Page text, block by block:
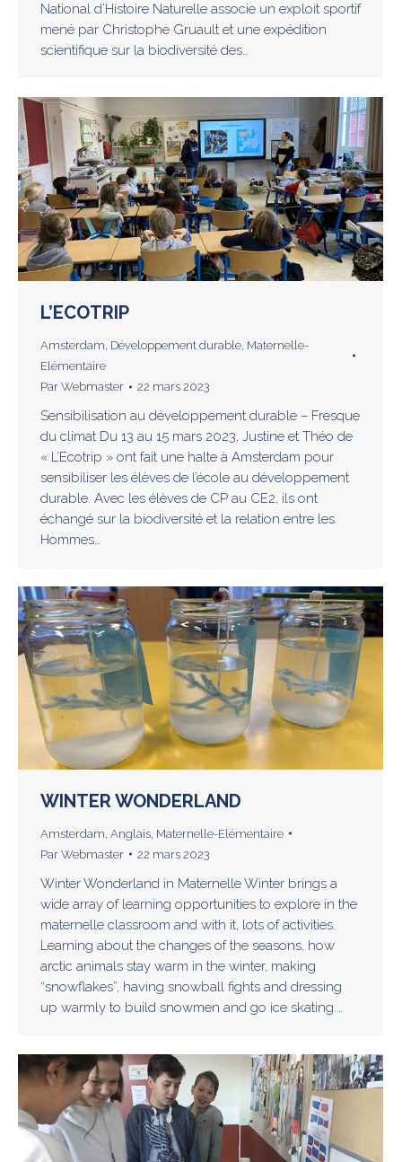
National d’Histoire Naturelle associe un exploit sportif
mené par Christophe Gruault et une expédition
scientifique sur la biodiversité des…
L’ECOTRIP
Amsterdam, Développement durable, Maternelle-
Elémentaire
Par Webmaster 22 mars 2023
Sensibilisation au développement durable – Fresque
du climat Du 13 au 15 mars 2023, Justine et Théo de
« L’Ecotrip » ont fait une halte à Amsterdam pour
sensibiliser les élèves de l’école au développement
durable. Avec les élèves de CP au CE2, ils ont
échangé sur la biodiversité et la relation entre les
Hommes…
WINTER WONDERLAND
Amsterdam, Anglais, Maternelle-Elémentaire
Par Webmaster 22 mars 2023
Winter Wonderland in Maternelle Winter brings a
wide array of learning opportunities to explore in the
maternelle classroom and with it, lots of activities.
Learning about the changes of the seasons, how
arctic animals stay warm in the winter, making
“snowflakes”, having snowball fights and dressing
up warmly to build snowmen and go ice skating.…